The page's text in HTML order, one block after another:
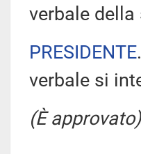
verbale
PRESIDENTE
verbale si
(È approvato)